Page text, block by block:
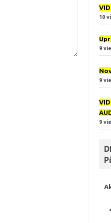
10
9
9
9